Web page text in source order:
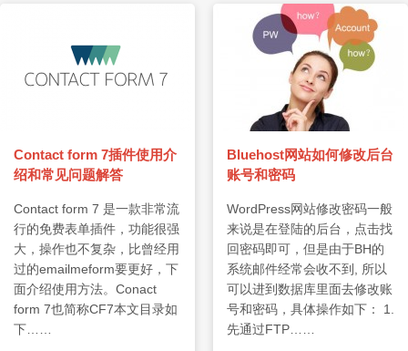
Contact form 7插件使用介
绍和常见问题解答
Contact form 7 是一款非常流
行的免费表单插件，功能很强
大，操作也不复杂，比曾经用
过的emailmeform要更好，下
面介绍使用方法。Conact
form 7也简称CF7本文目录如
下……
Bluehost网站如何修改后台
账号和密码
WordPress网站修改密码一般
来说是在登陆的后台，点击找
回密码即可，但是由于BH的
系统邮件经常会收不到, 所以
可以进到数据库里面去修改账
号和密码，具体操作如下： 1.
先通过FTP……